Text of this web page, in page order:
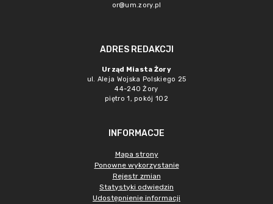
or@um.zory.pl
ADRES REDAKCJI
Urząd Miasta Żory
ul. Aleja Wojska Polskiego 25
44-240 Żory
piętro 1, pokój 102
INFORMACJE
Mapa strony
Ponowne wykorzystanie
Rejestr zmian
Statystyki odwiedzin
Udostępnienie informacji